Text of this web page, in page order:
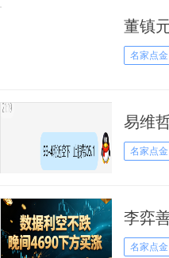
董镇
名家点金
易维
名家点金
李弈
名家点金